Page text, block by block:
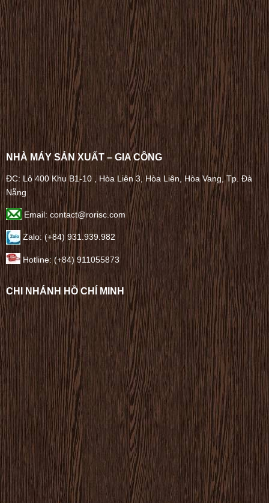
NHÀ MÁY SẢN XUẤT – GIA CÔNG
ĐC: Lô 400 Khu B1-10 , Hòa Liên 3, Hòa Liên, Hòa Vang, Tp. Đà
Nẵng
Email: contact@rorisc.com
Zalo: (+84) 931.939.982
Hotline: (+84) 911055873
CHI NHÁNH HỒ CHÍ MINH